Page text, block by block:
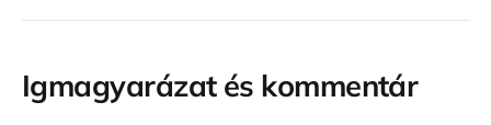
Igmagyarázat és kommentár